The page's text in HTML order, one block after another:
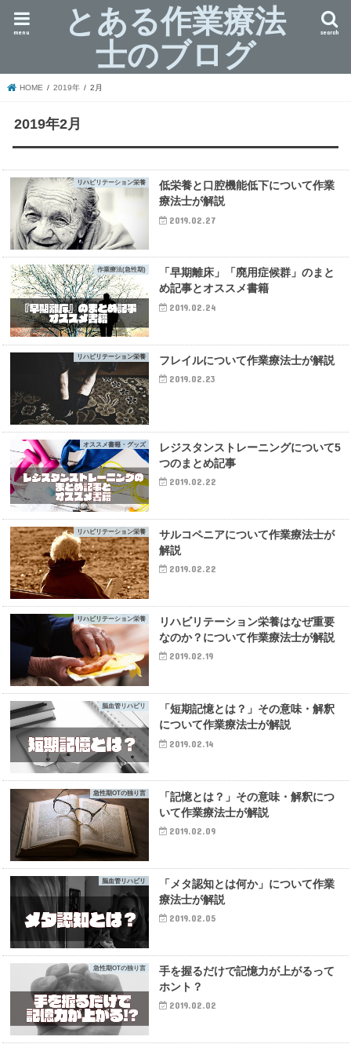
とある作業療法
士のブログ
search
menu
HOME 2019年 2月
2019年2月
リハビリテーション栄養
低栄養と口腔機能低下について作業
療法士が解説
2019.02.27
作業療法(急性期)
「早期離床」「廃用症候群」のまと
め記事とオススメ書籍
2019.02.24
リハビリテーション栄養 フレイルについて作業療法士が解説
2019.02.23
オススメ書籍・グッズ
レジスタンストレーニングについて5
つのまとめ記事
2019.02.22
リハビリテーション栄養
サルコペニアについて作業療法士が
解説
2019.02.22
リハビリテーション栄養
リハビリテーション栄養はなぜ重要
なのか？について作業療法士が解説
2019.02.19
脳血管リハビリ
「短期記憶とは？」その意味・解釈
について作業療法士が解説
2019.02.14
急性期OTの独り言
「記憶とは？」その意味・解釈につ
いて作業療法士が解説
2019.02.09
脳血管リハビリ
「メタ認知とは何か」について作業
療法士が解説
2019.02.05
急性期OTの独り言
手を握るだけで記憶力が上がるって
ホント？
2019.02.02